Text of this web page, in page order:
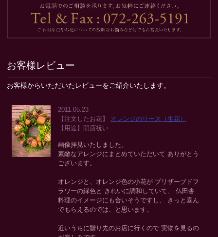
お客様レビュー
お客様からいただいたレビューをご紹介いたします。